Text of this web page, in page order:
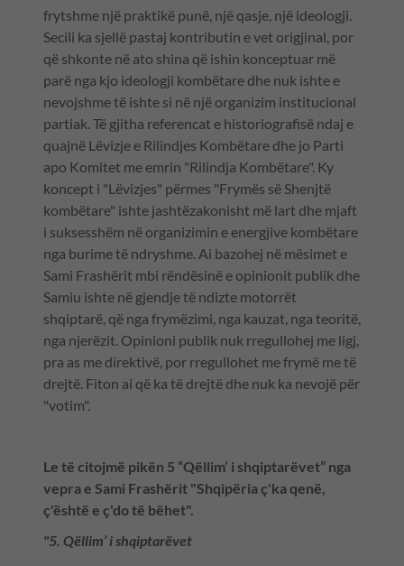
frytshme një praktikë punë, një qasje, një ideologji.
Secili ka sjellë pastaj kontributin e vet origjinal, por
që shkonte në ato shina që ishin konceptuar më
parë nga kjo ideologji kombëtare dhe nuk ishte e
nevojshme të ishte si në një organizim institucional
partiak. Të gjitha referencat e historiografisë ndaj e
quajnë Lëvizje e Rilindjes Kombëtare dhe jo Parti
apo Komitet me emrin "Rilindja Kombëtare". Ky
koncept i "Lëvizjes" përmes "Frymës së Shenjtë
kombëtare" ishte jashtëzakonisht më lart dhe mjaft
i suksesshëm në organizimin e energjive kombëtare
nga burime të ndryshme. Ai bazohej në mësimet e
Sami Frashërit mbi rëndësinë e opinionit publik dhe
Samiu ishte në gjendje të ndizte motorrët
shqiptarë, që nga frymëzimi, nga kauzat, nga teoritë,
nga njerëzit. Opinioni publik nuk rregullohej me ligj,
pra as me direktivë, por rregullohet me frymë me të
drejtë. Fiton ai që ka të drejtë dhe nuk ka nevojë për
"votim".
Le të citojmë pikën 5 “Qëllim’ i shqiptarëvet” nga
vepra e Sami Frashërit "Shqipëria ç'ka qenë,
ç'është e ç'do të bëhet".
"5. Qëllim’ i shqiptarëvet